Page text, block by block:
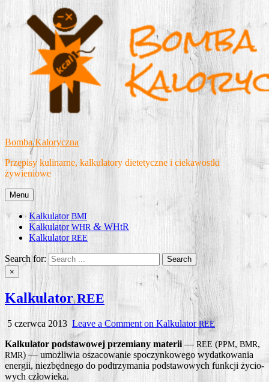
content
Bomba Kaloryczna
Przepisy kulinarne, kalkulatory dietetyczne i ciekawostki
żywieniowe
Menu
KalkulatorBMI
KalkulatorWHR & WHtR
KalkulatorREE
Search for:
×
KalkulatorREE
5 czerwca 2013 Leave a Comment on KalkulatorREE
Kal­ku­la­tor pod­sta­wo­wej prze­mia­ny mate­rii — REE(PPM, BMR,
RMR) — umoż­li­wia osza­co­wa­nie spo­czyn­ko­we­go wydat­ko­wa­nia
ener­gii, nie­zbęd­ne­go do pod­trzy­ma­nia pod­sta­wo­wych funk­cji życio­
wych człowieka.